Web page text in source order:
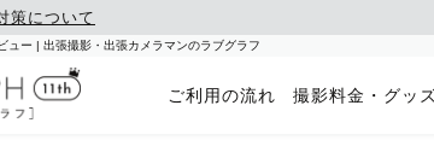
策について
ュー | 出張撮影・出張カメラマンのラブグラフ
ご利用の流れ 撮影料金・グッ